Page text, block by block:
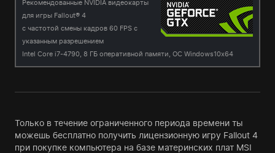
Рекомендованные NVIDIA видеокарты
для игры Fallout® 4
с частотой смены кадров 60 FPS с
указанным разрешением
Intel Core i7-4790, 8 ГБ оперативной памяти, ОС Windows10x64
Только в течение ограниченного периода времени ты
можешь бесплатно получить лицензионную игру Fallout 4
при покупке компьютера на базе материнских плат MSI